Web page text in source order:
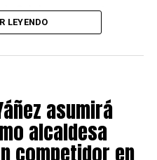
Subdere no cuenta con
del Programa de
a pesar de que muchas
para estos
afirmó el edil de la capital
LEYENDO
asumirá
alcaldesa
competidor en